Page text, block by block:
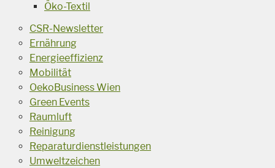
Öko-Textil
CSR-Newsletter
Ernährung
Energieeffizienz
Mobilität
OekoBusiness Wien
Green Events
Raumluft
Reinigung
Reparaturdienstleistungen
Umweltzeichen